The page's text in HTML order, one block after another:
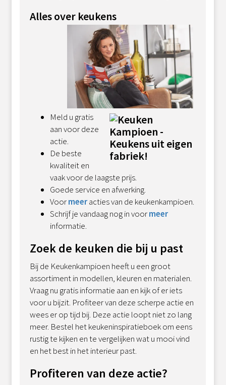
Alles over keukens
Meld u gratis
aan voor deze
actie.
De beste
kwaliteit en
vaak voor de laagste prijs.
Goede service en afwerking.
Voormeeracties van de keukenkampioen.
Schrijf je vandaag nog in voormeer
informatie.
Zoek de keuken die bij u past
Bij de Keukenkampioen heeft u een groot
assortiment in modellen, kleuren en materialen.
Vraag nu gratis informatie aan en kijk of er iets
voor u bijzit. Profiteer van deze scherpe actie en
wees er op tijd bij. Deze actie loopt niet zo lang
meer. Bestel het keukeninspiratieboek om eens
rustig te kijken en te vergelijken wat u mooi vind
en het best in het interieur past.
Profiteren van deze actie?